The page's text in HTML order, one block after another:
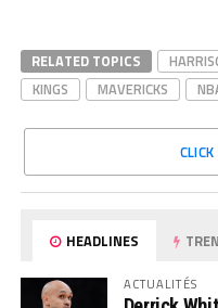
RELATED TOPICS
KINGS
MAVERICKS
HEADLINES
ACTUALITÉS